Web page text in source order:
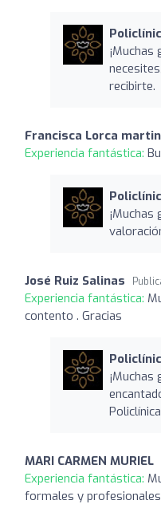
¡Muchas
recibirte.
Francisca Lorca martin
Experiencia fantástica:
José Ruiz Salinas
Experiencia fantástica:
contento . Gracias
MARI CARMEN MURIEL
Experiencia fantástica:
formales y